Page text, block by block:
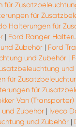
für
für
Halterungen für
| Ford Ranger
Zubehör| Ford
und Zubehör |
und
für
für
Van
Zubehör| Iveco
und Zubehör |